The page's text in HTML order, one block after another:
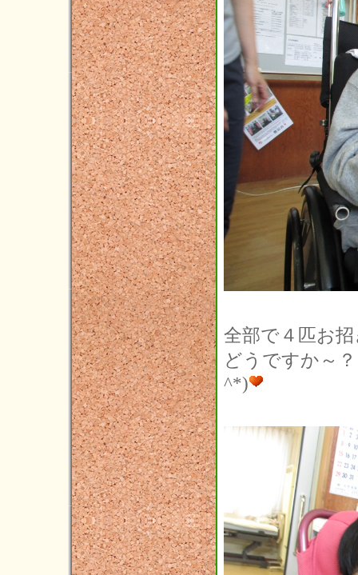
2021年10月(3)
2021年09月(3)
2021年08月(2)
2021年07月(6)
2021年06月(4)
2021年05月(4)
2021年04月(9)
2021年03月(2)
2021年02月(1)
2021年01月(5)
2020年12月(5)
2020年11月(3)
2020年10月(3)
2020年09月(6)
2020年08月(2)
2020年07月(5)
2020年06月(5)
2020年05月(2)
2020年04月(2)
2020年03月(6)
2020年02月(4)
全部で４匹お
どうですか～
^*)